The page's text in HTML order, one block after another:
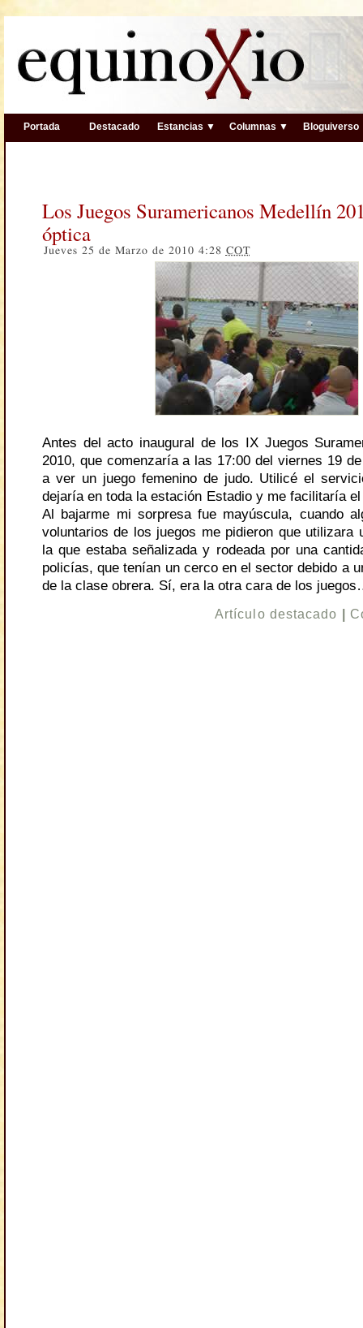
Portada Destacado Estancias ▼ Columnas ▼ Bloguiverso
Los Juegos Suramericanos Medellín
óptica
Jueves 25 de Marzo de 2010 4:28 COT
Antes del acto inaugural de los IX Juegos
2010, que comenzaría a las 17:00 del viernes 19
a ver un juego femenino de judo. Utilicé el
dejaría en toda la estación Estadio y me facilitaría
Al bajarme mi sorpresa fue mayúscula, cuando
voluntarios de los juegos me pidieron que utilizara
la que estaba señalizada y rodeada por una
policías, que tenían un cerco en el sector debido a
de la clase obrera. Sí, era la otra cara de los
Artículo destacado